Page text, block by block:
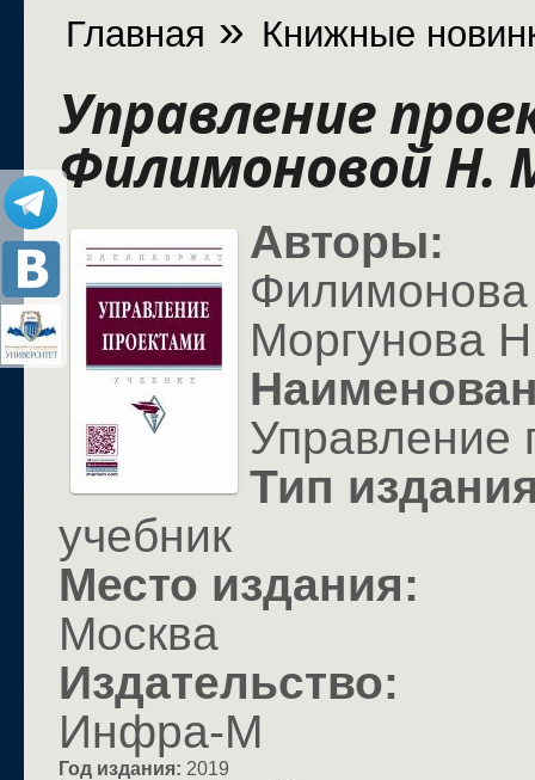
Вы здесь
Главная » Книжные
Управление
Филимоновой Н.
Авторы:
Моргунова
Управление
Тип
учебник
Место издания:
Москва
Издательство:
Инфра-М
Год издания: 2019